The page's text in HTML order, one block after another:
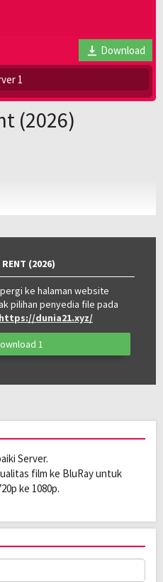
Download
1
(2026)
(2026)
ke halaman website
pilihan penyedia file pada
dunia21.xyz/
1
Server.
film ke BluRay untuk
ke 1080p.